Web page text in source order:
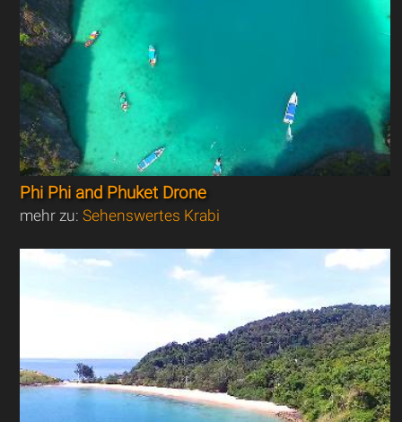
Phi Phi and Phuket Drone
mehr zu:Sehenswertes Krabi